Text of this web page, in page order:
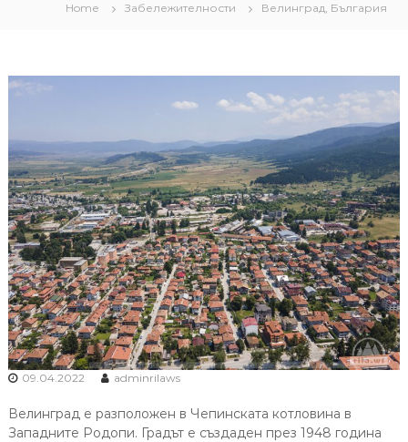
Home Забележителности Велинград, България
09.04.2022 adminrilaws
Велинград е разположен в Чепинската котловина в
Западните Родопи. Градът е създаден през 1948 година